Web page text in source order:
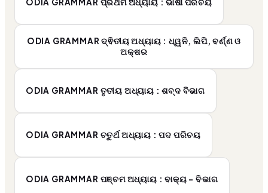
ODIA GRAMMAR ଦ୍ଵିତୀୟ ଅଧ୍ୟାୟ : ଧ୍ୱନି, ଲିପି, ବର୍ଣ୍ଣ ଓ
ଅକ୍ଷର
ODIA GRAMMAR ତୃତୀୟ ଅଧ୍ୟାୟ : ଶବ୍ଦ ବିଭାଗ
ODIA GRAMMAR ଚତୁର୍ଥ ଅଧ୍ୟାୟ : ପଦ ପରିଚୟ
ODIA GRAMMAR ପଞ୍ଚମ ଅଧ୍ୟାୟ : ବାକ୍ୟ - ବିଭାଗ